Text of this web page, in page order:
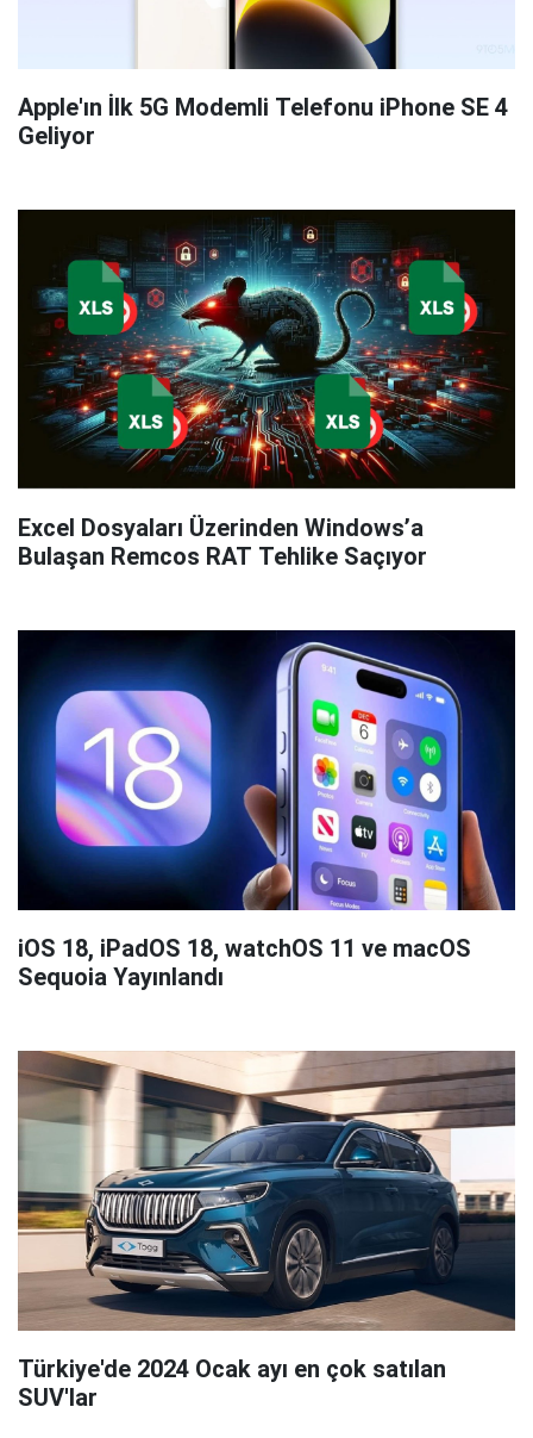
Apple'ın İlk 5G Modemli Telefonu iPhone SE 4
Geliyor
Excel Dosyaları Üzerinden Windows’a
Bulaşan Remcos RAT Tehlike Saçıyor
iOS 18, iPadOS 18, watchOS 11 ve macOS
Sequoia Yayınlandı
Türkiye'de 2024 Ocak ayı en çok satılan
SUV'lar